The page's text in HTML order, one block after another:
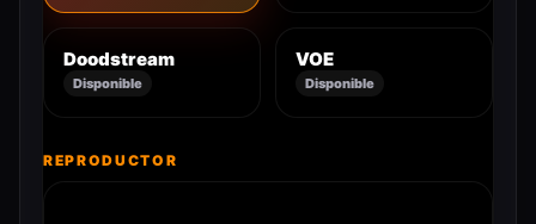
Doodstream
Disponible
VOE
Disponible
REPRODUCTOR